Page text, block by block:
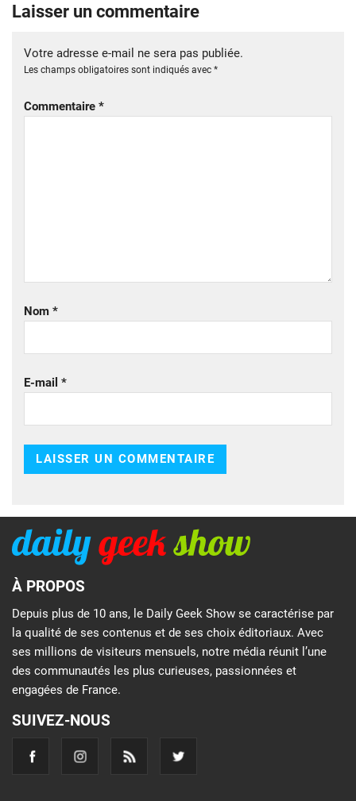
Laisser un commentaire
Votre adresse e-mail ne sera pas publiée.
Les champs obligatoires sont indiqués avec *
Commentaire *
Nom *
E-mail *
À PROPOS
Depuis plus de 10 ans, le Daily Geek Show se caractérise par
la qualité de ses contenus et de ses choix éditoriaux. Avec
ses millions de visiteurs mensuels, notre média réunit l’une
des communautés les plus curieuses, passionnées et
engagées de France.
SUIVEZ-NOUS